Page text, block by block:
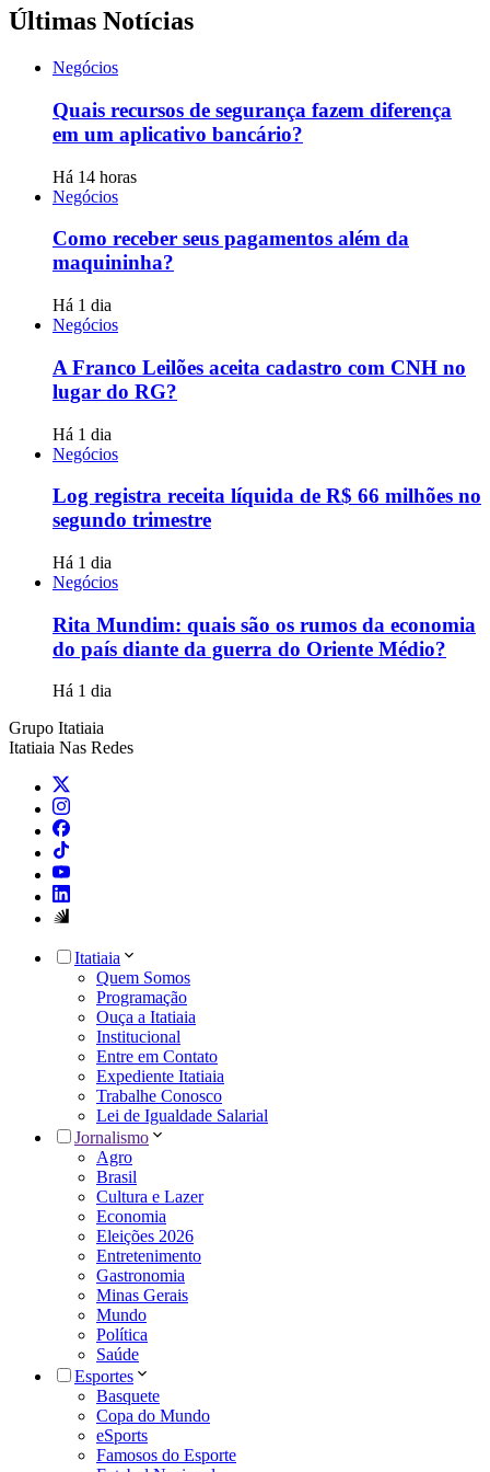
Últimas Notícias
Negócios
Quais recursos de segurança fazem diferença
em um aplicativo bancário?
Há 14 horas
Negócios
Como receber seus pagamentos além da
maquininha?
Há 1 dia
Negócios
A Franco Leilões aceita cadastro com CNH no
lugar do RG?
Há 1 dia
Negócios
Log registra receita líquida de R$ 66 milhões no
segundo trimestre
Há 1 dia
Negócios
Rita Mundim: quais são os rumos da economia
do país diante da guerra do Oriente Médio?
Há 1 dia
Grupo Itatiaia
Itatiaia Nas Redes
Itatiaia
Quem Somos
Programação
Ouça a Itatiaia
Institucional
Entre em Contato
Expediente Itatiaia
Trabalhe Conosco
Lei de Igualdade Salarial
Jornalismo
Agro
Brasil
Cultura e Lazer
Economia
Eleições 2026
Entretenimento
Gastronomia
Minas Gerais
Mundo
Política
Saúde
Esportes
Basquete
Copa do Mundo
eSports
Famosos do Esporte